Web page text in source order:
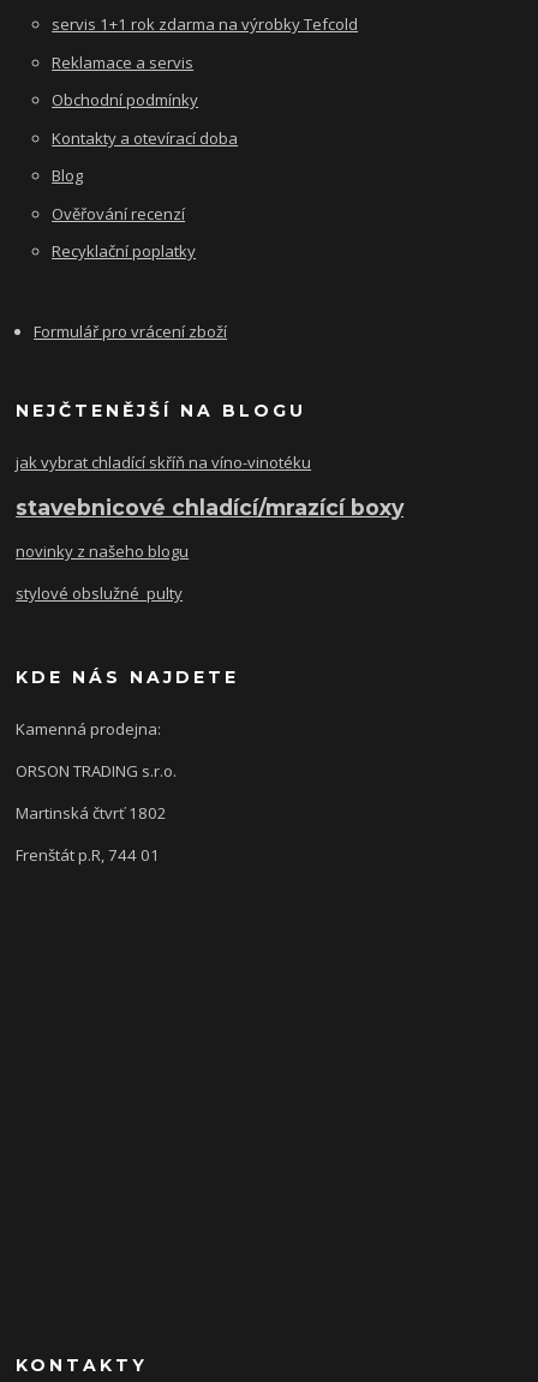
servis 1+1 rok zdarma na výrobky Tefcold
Reklamace a servis
Obchodní podmínky
Kontakty a otevírací doba
Blog
Ověřování recenzí
Recyklační poplatky
Formulář pro vrácení zboží
NEJČTENĚJŠÍ NA BLOGU
jak vybrat chladící skříň na víno-vinotéku
stavebnicové chladící/mrazící boxy
novinky z našeho blogu
stylové obslužné pulty
KDE NÁS NAJDETE
Kamenná prodejna:
ORSON TRADING s.r.o.
Martinská čtvrť 1802
Frenštát p.R, 744 01
KONTAKTY